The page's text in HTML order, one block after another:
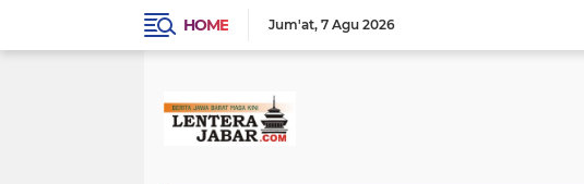
HOME Jum'at 7 Agu 2026